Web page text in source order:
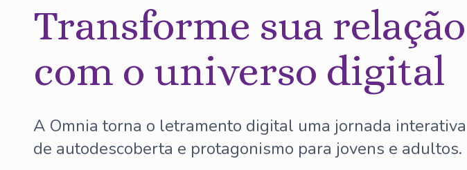
Transforme sua relação
com o universo digital
A Omnia torna o letramento digital uma jornada interativa
de autodescoberta e protagonismo para jovens e adultos.